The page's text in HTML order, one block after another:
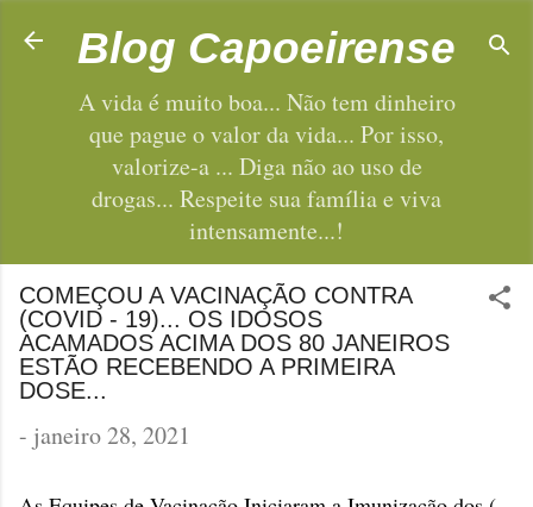
Pular para o conteúdo principal
Blog Capoeirense
A vida é muito boa... Não tem dinheiro
que pague o valor da vida... Por isso,
valorize-a ... Diga não ao uso de
drogas... Respeite sua família e viva
intensamente...!
COMEÇOU A VACINAÇÃO CONTRA
(COVID - 19)... OS IDOSOS
ACAMADOS ACIMA DOS 80 JANEIROS
ESTÃO RECEBENDO A PRIMEIRA
DOSE...
- janeiro 28, 2021